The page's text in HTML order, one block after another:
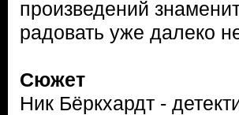
произведений
радовать уже далеко
Сюжет
Ник Бёркхардт -